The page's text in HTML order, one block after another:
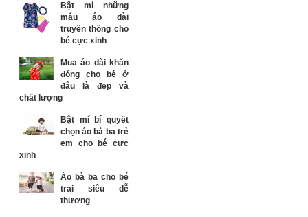
Bật mí những
mẫu áo dài
truyền thống cho
bé cực xinh
Mua áo dài khăn
đóng cho bé ở
đâu là đẹp và
chất lượng
Bật mí bí quyết
chọn áo bà ba trẻ
em cho bé cực
xinh
Áo bà ba cho bé
trai siêu dễ
thương